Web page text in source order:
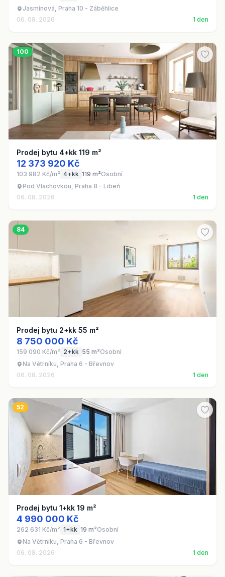
Jasmínová, Praha 10 - Záběhlice
06. 08. 2026
1 den
100
Prodej bytu 4+kk 119 m²
12 373 920 Kč
103 982 Kč/m² 4+kk 119 m²Osobní
Pod Vlachovkou, Praha 8 - Libeň
06. 08. 2026
1 den
84
Prodej bytu 2+kk 55 m²
8 750 000 Kč
159 090 Kč/m² 2+kk 55 m²Osobní
Na Větrníku, Praha 6 - Břevnov
06. 08. 2026
1 den
52
Prodej bytu 1+kk 19 m²
4 990 000 Kč
262 631 Kč/m² 1+kk 19 m²Osobní
Na Větrníku, Praha 6 - Břevnov
06. 08. 2026
1 den